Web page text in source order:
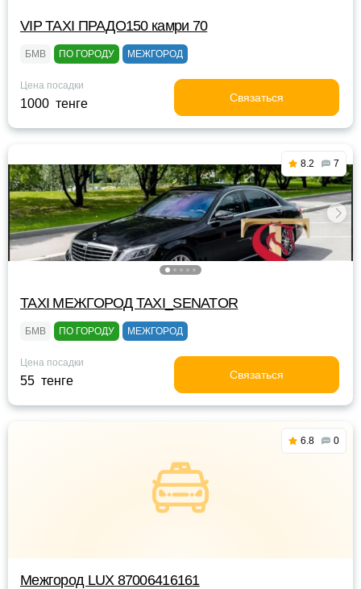
VIP TAXI ПРАДО150 камри 70
БМВ ПО ГОРОДУ МЕЖГОРОД
Цена посадки
1000 тенге Связаться
8.2 7
TAXI МЕЖГОРОД TAXI_SENATOR
БМВ ПО ГОРОДУ МЕЖГОРОД
Цена посадки
55 тенге Связаться
6.8 0
Межгород LUX 87006416161